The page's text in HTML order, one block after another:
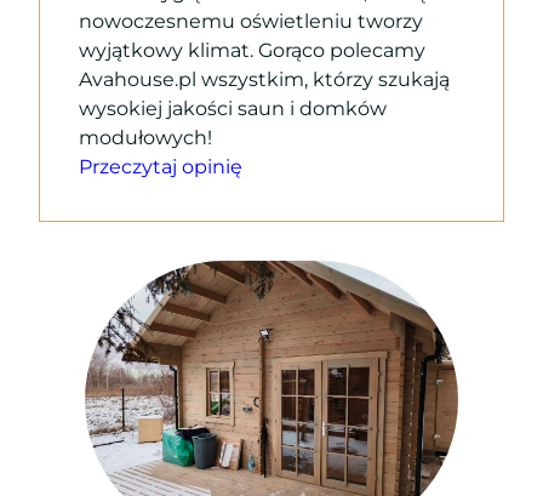
nowoczesnemu oświetleniu tworzy
wyjątkowy klimat. Gorąco polecamy
Avahouse.pl wszystkim, którzy szukają
wysokiej jakości saun i domków
modułowych!
Przeczytaj opinię